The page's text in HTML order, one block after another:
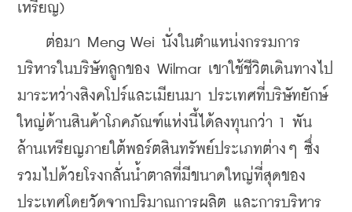
เหรียญ)
ต่อมา
Meng Wei นั่งในตำแหน่งกรรมการ
บริหารในบริษัทลูกของ Wilmar เขาใช้ชีวิตเดินทางไป
มาระหว่างสิงคโปร์และเมียนมา ประเทศที่บริษัทยักษ์
ใหญ่ด้านสินค้าโภคภัณฑ์แห่งนี้ได้ลงทุนกว่า 1 พัน
ล้านเหรียญภายใต้พอร์ตสินทรัพย์ประเภทต่างๆ ซึ่ง
รวมไปด้วยโรงกลั่นน้ำตาลที่มีขนาดใหญ่ที่สุดของ
ประเทศโดยวัดจากปริมาณการผลิต และการบริหาร